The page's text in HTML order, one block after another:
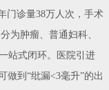
门诊量38万人次，手术
为肿瘤、普通妇科、
站式闭环。医院引进
做到“纰漏<3毫升”的出